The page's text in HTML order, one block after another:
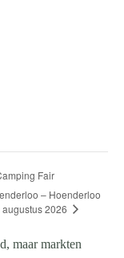
Fair
– Hoenderloo
augustus 2026
maar markten